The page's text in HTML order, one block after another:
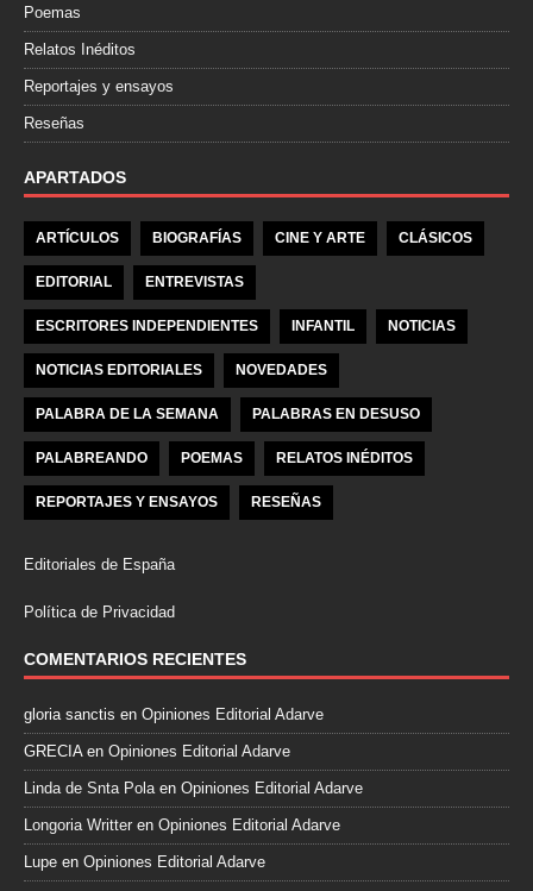
Poemas
Relatos Inéditos
Reportajes y ensayos
Reseñas
APARTADOS
ARTÍCULOS BIOGRAFÍAS CINE Y ARTE CLÁSICOS
EDITORIAL ENTREVISTAS
ESCRITORES INDEPENDIENTES INFANTIL NOTICIAS
NOTICIAS EDITORIALES NOVEDADES
PALABRA DE LA SEMANA PALABRAS EN DESUSO
PALABREANDO POEMAS RELATOS INÉDITOS
REPORTAJES Y ENSAYOS RESEÑAS
Editoriales de España
Política de Privacidad
COMENTARIOS RECIENTES
gloria sanctis en Opiniones Editorial Adarve
GRECIAen Opiniones Editorial Adarve
Linda de Snta Polaen Opiniones Editorial Adarve
Longoria Writter en Opiniones Editorial Adarve
Lupe en Opiniones Editorial Adarve